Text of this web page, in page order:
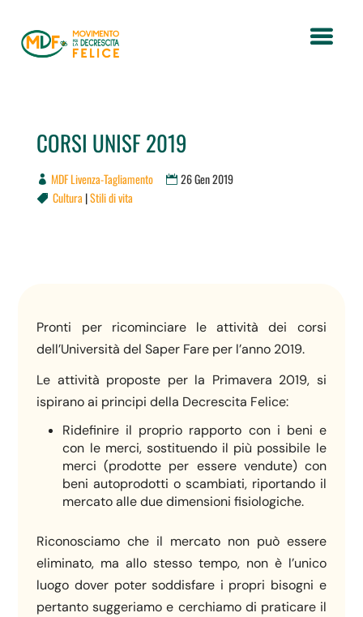
CORSI UNISF 2019
MDF Livenza-Tagliamento 26 Gen 2019
 Cultura |Stili di vita
Pronti per ricominciare le attività dei corsi
dell’Università del Saper Fare per l’anno 2019.
Le attività proposte per la Primavera 2019, si
ispirano ai principi della Decrescita Felice:
Ridefinire il proprio rapporto con i beni e
con le merci, sostituendo il più possibile le
merci (prodotte per essere vendute) con
beni autoprodotti o scambiati, riportando il
mercato alle due dimensioni fisiologiche.
Riconosciamo che il mercato non può essere
eliminato, ma allo stesso tempo, non è l’unico
luogo dover poter soddisfare i propri bisogni e
pertanto suggeriamo e cerchiamo di praticare il